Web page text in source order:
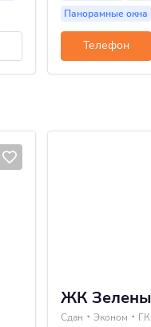
Панорамные окна
Телефон
ЖК
Сдан Эконом